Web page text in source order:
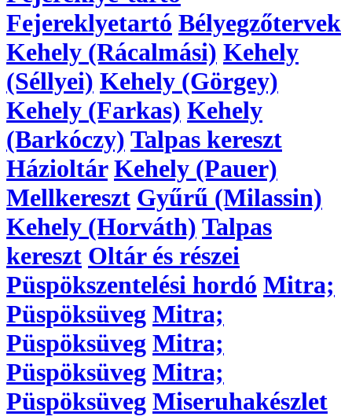
Fejereklyetartó Bélyegzőtervek
Kehely (Rácalmási) Kehely
(Séllyei) Kehely (Görgey)
Kehely (Farkas) Kehely
(Barkóczy) Talpas kereszt
Házioltár Kehely (Pauer)
Mellkereszt Gyűrű (Milassin)
Kehely (Horváth) Talpas
kereszt Oltár és részei
Püspökszentelési hordó Mitra;
Püspöksüveg Mitra;
Püspöksüveg Mitra;
Püspöksüveg Mitra;
Püspöksüveg Miseruhakészlet